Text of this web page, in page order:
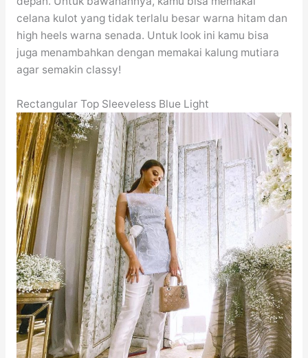
celana kulot yang tidak terlalu besar warna hitam dan
high heels warna senada. Untuk look ini kamu bisa
juga menambahkan dengan memakai kalung mutiara
agar semakin classy!
Rectangular Top Sleeveless Blue Light